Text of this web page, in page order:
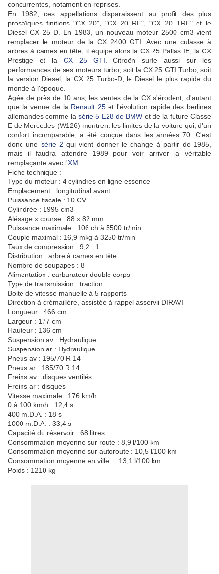
concurrentes, notament en reprises.
En 1982, ces appellations disparaissent au profit des plus
prosaïques finitions "CX 20", "CX 20 RE", "CX 20 TRE" et le
Diesel CX 25 D. En 1983, un nouveau moteur 2500 cm3 vient
remplacer le moteur de la CX 2400 GTI. Avec une culasse à
arbres à cames en tête, il équipe alors la CX 25 Pallas IE, la CX
Prestige et la CX 25 GTI .Citroën surfe aussi sur les
performances de ses moteurs turbo, soit la CX 25 GTI Turbo, soit
la version Diesel, la CX 25 Turbo-D, le Diesel le plus rapide du
monde à l'époque.
Agée de près de 10 ans, les ventes de la CX s'érodent, d'autant
que la venue de la Renault 25et l'évolution rapide des berlines
allemandes comme la série 5 E28 de BMW et de la future Classe
E de Mercedes (W126) montrent les limites de la voiture qui, d'un
confort incomparable, a été conçue dans les années 70. C'est
donc une série 2 qui vient donner le change à partir de 1985,
mais il faudra attendre 1989 pour voir arriver la véritable
remplaçante avec l'XM
Fiche technique :
Type du moteur : 4 cylindres en ligne essence
Emplacement : longitudinal avant
Puissance fiscale : 10 CV
Cylindrée : 1995 cm3
Alésage x course : 88 x 82 mm
Puissance maximale : 106 ch à 5500 tr/min
Couple maximal : 16,9 mkg à 3250 tr/min
Taux de compression : 9,2 : 1
Distribution : arbre à cames en tête
Nombre de soupapes : 8
Alimentation : carburateur double corps
Type de transmission : traction
Boite de vitesse manuelle à 5 rapports
Direction à crémaillère, assistée à rappel asservii DIRAVI
Longueur : 466 cm
Largeur : 177 cm
Hauteur : 136 cm
Suspension av : Hydraulique
Suspension ar : Hydraulique
Pneus av : 195/70 R 14
Pneus ar : 185/70 R 14
Freins av : disques ventilés
Freins ar : disques
Vitesse maximale : 176 km/h
0 à 100 km/h : 12,4 s
400 m.D.A. : 18 s
1000 m.D.A. : 33,4 s
Capacité du réservoir : 68 litres
Consommation moyenne sur route : 8,9 l/100 km
Consommation moyenne sur autoroute : 10,5 l/100 km
Consommation moyenne en ville : 13,1 l/100 km
Poids : 1210 kg